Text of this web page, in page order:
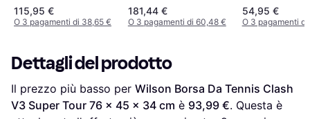
115,95 €
O 3 pagamenti di 38,65 €
181,44 €
O 3 pagamenti di 60,48 €
54,95 €
O 3 pagamenti di
Dettagli del prodotto
Il prezzo più basso per Wilson Borsa Da Tennis Clash
V3 Super Tour 76 x 45 x 34 cm è 93,99 €. Questa è